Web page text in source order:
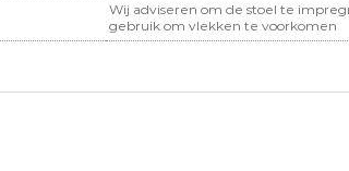
Wij adviseren om de stoel te
gebruik om vlekken te voorkomen